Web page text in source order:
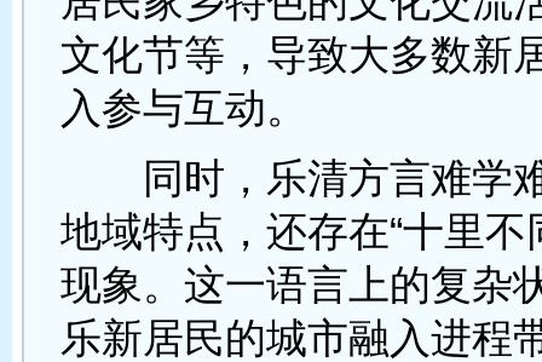
文化节等，导致大多数新
入参与互动。
同时，乐清方言难学
地域特点，还存在“十里不
现象。这一语言上的复杂
乐新居民的城市融入进程